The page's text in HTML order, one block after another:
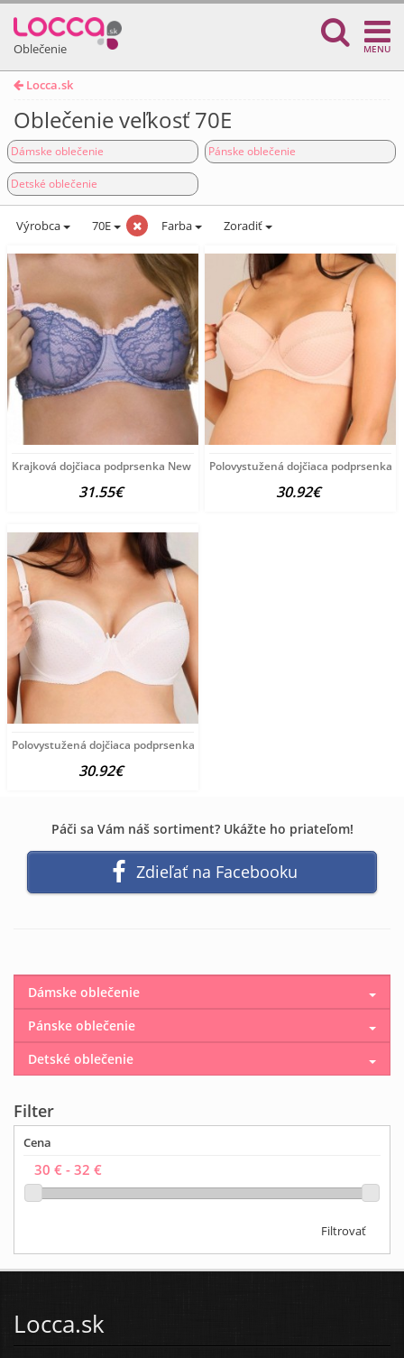
Oblečenie MENU
Locca.sk
Oblečenie veľkosť 70E
Dámske oblečenie Pánske oblečenie
Detské oblečenie
Výrobca 70E Farba Zoradiť
Krajková dojčiaca podprsenka New Baby Emily modrá
31.55€
Polovystužená dojčiaca podprsenka
30.92€
Polovystužená dojčiaca podprsenka New Baby Eva 70E biela
30.92€
Páči sa Vám náš sortiment? Ukážte ho priateľom!
Zdieľať na Facebooku
Dámske oblečenie
Pánske oblečenie
Detské oblečenie
Filter
Cena
Filtrovať
Locca.sk